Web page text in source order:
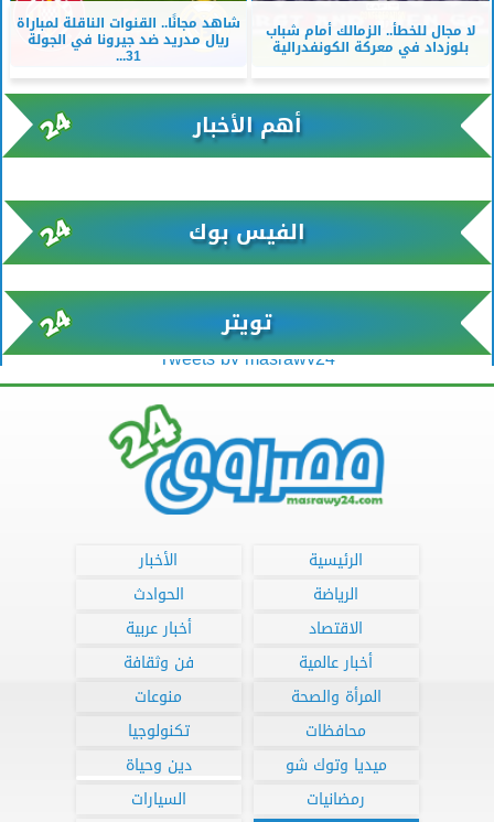
لا مجال للخطأ.. الزمالك أمام شباب
بلوزداد في معركة الكونفدرالية
شاهد مجانًا.. القنوات الناقلة لمباراة
ريال مدريد ضد جيرونا في الجولة
31...
أهم الأخبار
الفيس بوك
تويتر
Tweets by masrawy24
الرئيسية
الأخبار
الرياضة
الحوادث
الاقتصاد
أخبار عربية
أخبار عالمية
فن وثقافة
المرأة والصحة
منوعات
محافظات
تكنولوجيا
ميديا وتوك شو
دين وحياة
رمضانيات
السيارات